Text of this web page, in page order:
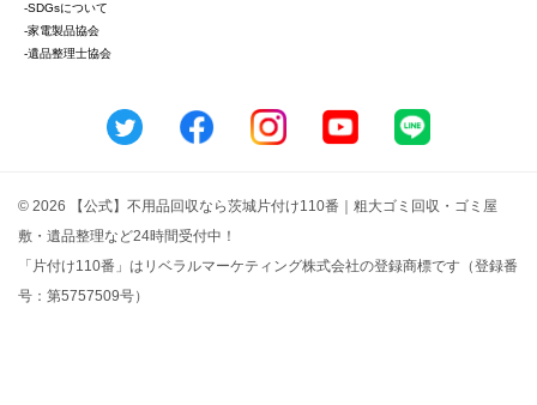
-SDGsについて
-家電製品協会
-遺品整理士協会
© 2026 【公式】不用品回収なら茨城片付け110番｜粗大ゴミ回収・ゴミ屋
敷・遺品整理など24時間受付中！
「片付け110番」はリベラルマーケティング株式会社の登録商標です（登録番
号：第5757509号）